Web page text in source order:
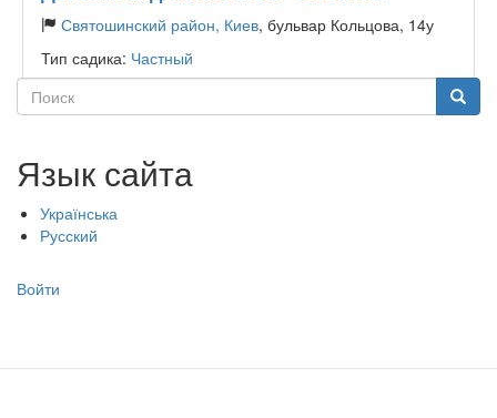
Святошинский район, Киев, бульвар Кольцова, 14у
Тип садика: Частный
Поиск
Поиск
Язык сайта
Українська
Русский
Меню
записи
Войти